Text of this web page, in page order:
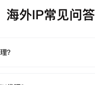
海外IP常见问答
？